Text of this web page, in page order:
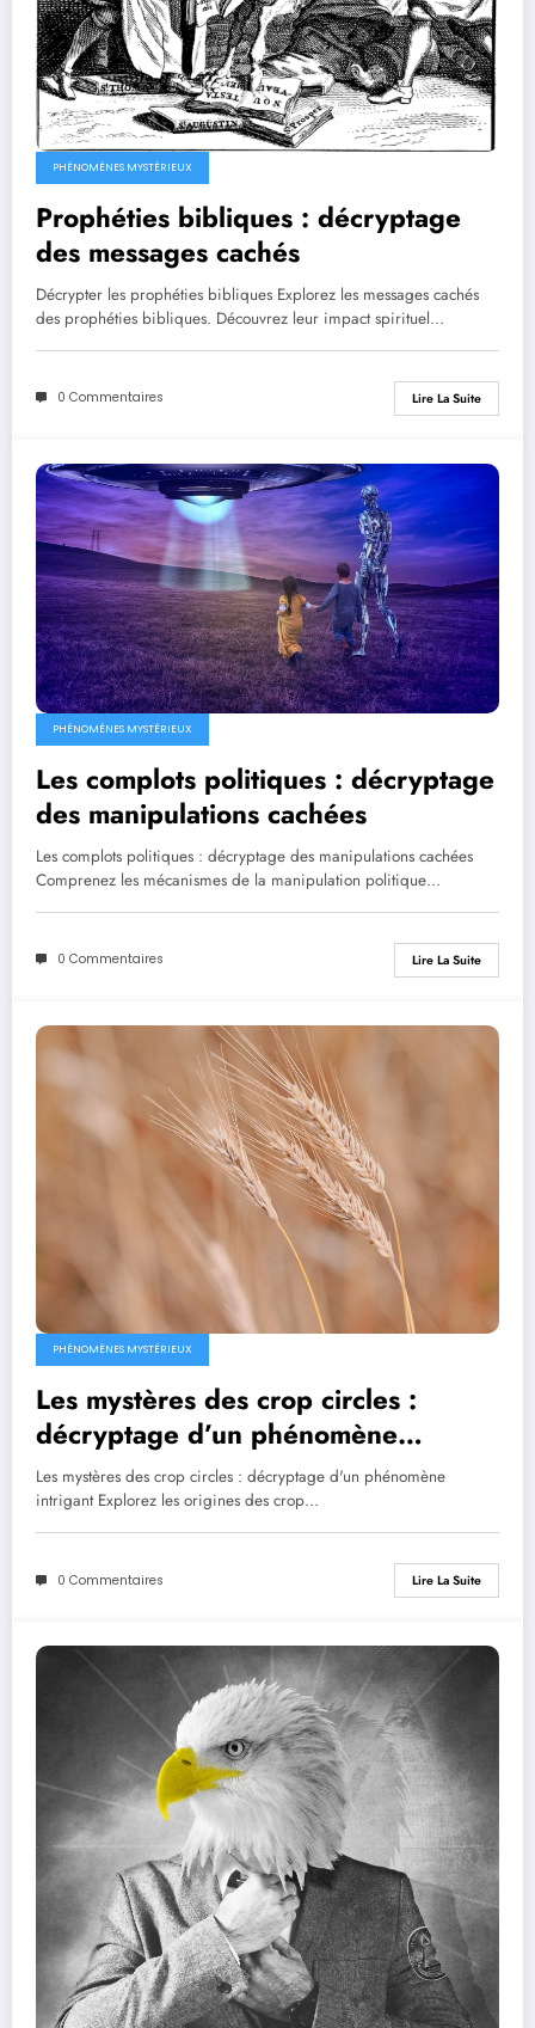
PHÉNOMÈNES MYSTÉRIEUX
Prophéties bibliques : décryptage
des messages cachés
Décrypter les prophéties bibliques Explorez les messages cachés
des prophéties bibliques. Découvrez leur impact spirituel…
0 Commentaires Lire La Suite
PHÉNOMÈNES MYSTÉRIEUX
Les complots politiques : décryptage
des manipulations cachées
Les complots politiques : décryptage des manipulations cachées
Comprenez les mécanismes de la manipulation politique…
0 Commentaires Lire La Suite
PHÉNOMÈNES MYSTÉRIEUX
Les mystères des crop circles :
décryptage d’un phénomène
intrigant
Les mystères des crop circles : décryptage d'un phénomène
intrigant Explorez les origines des crop…
0 Commentaires Lire La Suite